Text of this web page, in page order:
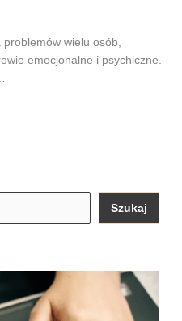
wielu osób,
emocjonalne i psychiczne.
Szukaj